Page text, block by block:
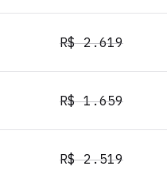
R$2.619
R$1.659
R$2.519